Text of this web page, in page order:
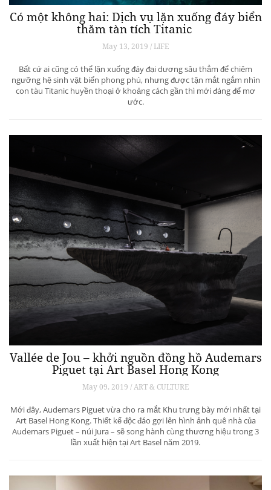
Có một không hai: Dịch vụ lặn xuống đáy biển
thăm tàn tích Titanic
May 13, 2019 / LIFE
Bất cứ ai cũng có thể lặn xuống đáy đại dương sâu thẳm để chiêm
ngưỡng hệ sinh vật biển phong phú, nhưng được tận mắt ngắm nhìn
con tàu Titanic huyền thoại ở khoảng cách gần thì mới đáng để mơ
ước.
Vallée de Jou – khởi nguồn đồng hồ Audemars
Piguet tại Art Basel Hong Kong
May 09, 2019 / ART & CULTURE
Mới đây, Audemars Piguet vừa cho ra mắt Khu trưng bày mới nhất tại
Art Basel Hong Kong. Thiết kế độc đáo gợi lên hình ảnh quê nhà của
Audemars Piguet – núi Jura – sẽ song hành cùng thương hiệu trong 3
lần xuất hiện tại Art Basel năm 2019.